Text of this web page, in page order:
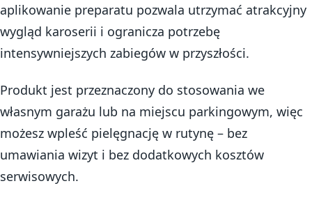
aplikowanie preparatu pozwala utrzymać atrakcyjny
wygląd karoserii i ogranicza potrzebę
intensywniejszych zabiegów w przyszłości.
Produkt jest przeznaczony do stosowania we
własnym garażu lub na miejscu parkingowym, więc
możesz wpleść pielęgnację w rutynę – bez
umawiania wizyt i bez dodatkowych kosztów
serwisowych.